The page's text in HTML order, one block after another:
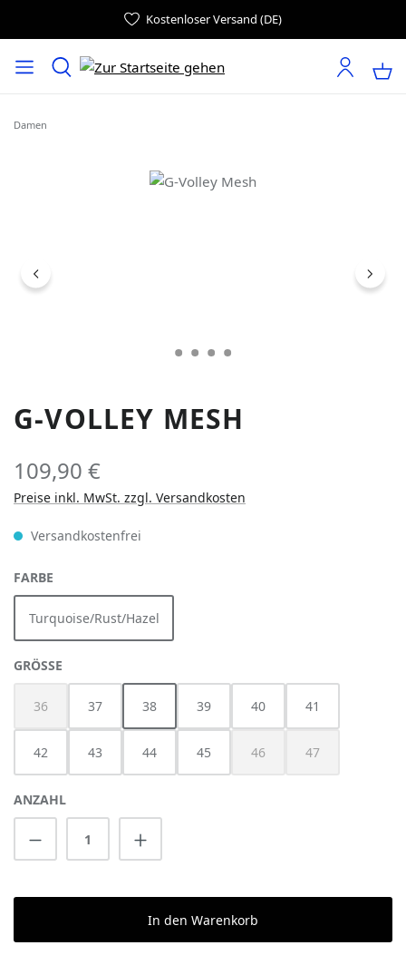
Kostenloser Versand (DE)
Damen
Bildergalerie überspringen
G-VOLLEY MESH
109,90 €
Preise inkl. MwSt. zzgl. Versandkosten
Versandkostenfrei
FARBE
Turquoise/Rust/Hazel
GRÖSSE
36
(Diese Option ist zurzeit nicht verfügbar.)
37 38 39 40 41
42 43 44 45 46
(Diese Option ist zurzeit
47
(Diese Option ist
ANZAHL
Produkt Anzahl: Gib den gewünschten
In den Warenkorb